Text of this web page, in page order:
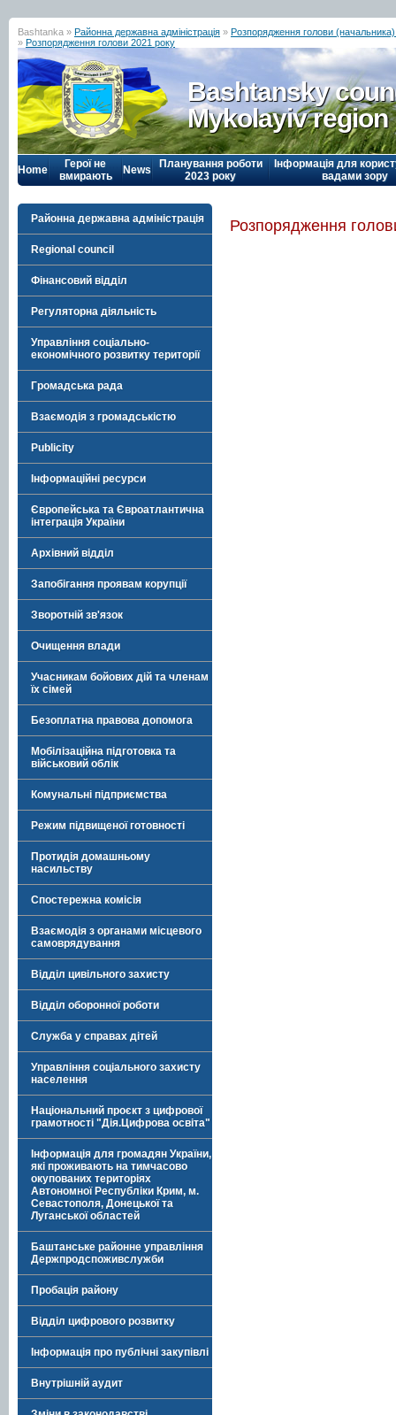
Bashtanka » Районна державна адміністрація » Розпорядження голови (начальника)
» Розпорядження голови 2021 року
Bashtansky
Mykolayiv region
Home
Герої не
вмирають
News
Планування роботи
2023 року
Інформація для
вадами зору
Районна державна адміністрація
Regional council
Фінансовий відділ
Регуляторна діяльність
Управління соціально-
економічного розвитку території
Громадська рада
Взаємодія з громадськістю
Publicity
Інформаційні ресурси
Європейська та Євроатлантична
інтеграція України
Архівний відділ
Запобігання проявам корупції
Зворотній зв'язок
Очищення влади
Учасникам бойових дій та членам
їх сімей
Безоплатна правова допомога
Мобілізаційна підготовка та
військовий облік
Комунальні підприємства
Режим підвищеної готовності
Протидія домашньому
насильству
Спостережна комісія
Взаємодія з органами місцевого
самоврядування
Відділ цивільного захисту
Відділ оборонної роботи
Служба у справах дітей
Управління соціального захисту
населення
Національний проєкт з цифрової
грамотності "Дія.Цифрова освіта"
Інформація для громадян України,
які проживають на тимчасово
окупованих територіях
Автономної Республіки Крим, м.
Севастополя, Донецької та
Луганської областей
Баштанське районне управління
Держпродспоживслужби
Пробація району
Відділ цифрового розвитку
Інформація про публічні закупівлі
Внутрішній аудит
Розпорядження